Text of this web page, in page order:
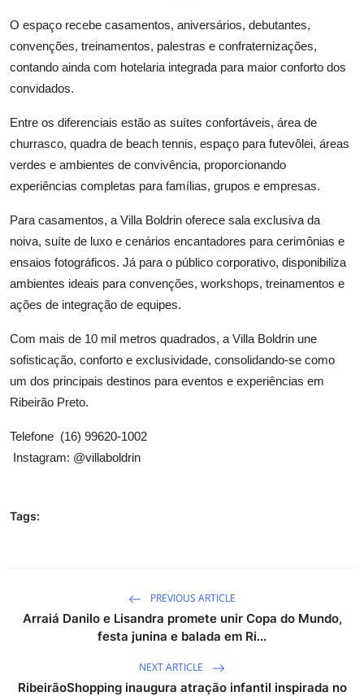
O espaço recebe casamentos, aniversários, debutantes,
convenções, treinamentos, palestras e confraternizações,
contando ainda com hotelaria integrada para maior conforto dos
convidados.
Entre os diferenciais estão as suítes confortáveis, área de
churrasco, quadra de beach tennis, espaço para futevôlei, áreas
verdes e ambientes de convivência, proporcionando
experiências completas para famílias, grupos e empresas.
Para casamentos, a Villa Boldrin oferece sala exclusiva da
noiva, suíte de luxo e cenários encantadores para cerimônias e
ensaios fotográficos. Já para o público corporativo, disponibiliza
ambientes ideais para convenções, workshops, treinamentos e
ações de integração de equipes.
Com mais de 10 mil metros quadrados, a Villa Boldrin une
sofisticação, conforto e exclusividade, consolidando-se como
um dos principais destinos para eventos e experiências em
Ribeirão Preto.
Telefone (16) 99620-1002
Instagram: @villaboldrin
Tags:
PREVIOUS ARTICLE
Arraiá Danilo e Lisandra promete unir Copa do Mundo,
festa junina e balada em Ri...
NEXT ARTICLE
RibeirãoShopping inaugura atração infantil inspirada no